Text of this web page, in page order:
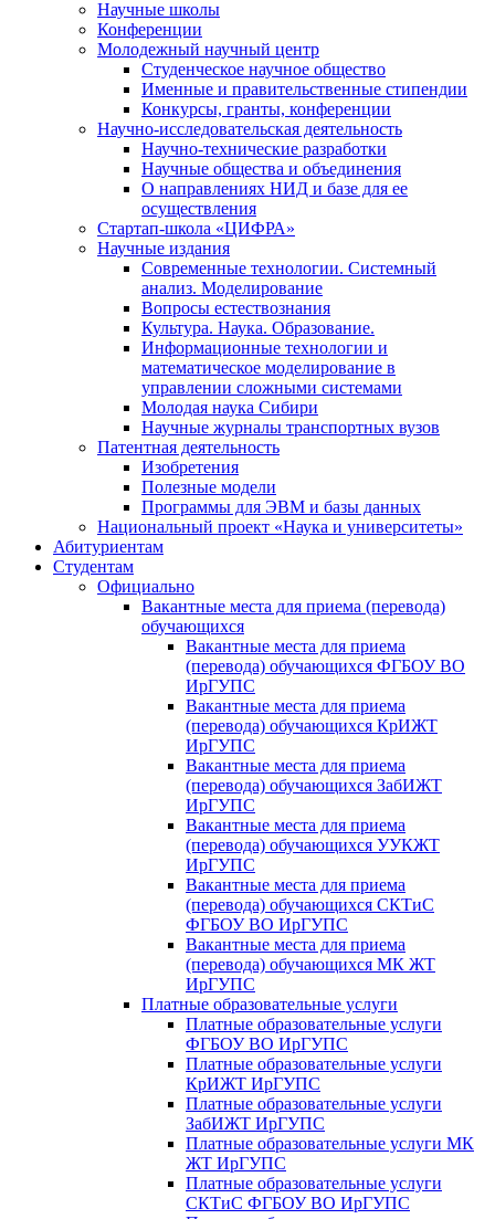
Научные школы
Конференции
Молодежный научный центр
Студенческое научное общество
Именные и правительственные стипендии
Конкурсы, гранты, конференции
Научно-исследовательская деятельность
Научно-технические разработки
Научные общества и объединения
О направлениях НИД и базе для ее
осуществления
Стартап-школа «ЦИФРА»
Научные издания
Современные технологии. Системный
анализ. Моделирование
Вопросы естествознания
Культура. Наука. Образование.
Информационные технологии и
математическое моделирование в
управлении сложными системами
Молодая наука Сибири
Научные журналы транспортных вузов
Патентная деятельность
Изобретения
Полезные модели
Программы для ЭВМ и базы данных
Национальный проект «Наука и университеты»
Абитуриентам
Студентам
Официально
Вакантные места для приема (перевода)
обучающихся
Вакантные места для приема
(перевода) обучающихся ФГБОУ ВО
ИрГУПС
Вакантные места для приема
(перевода) обучающихся КрИЖТ
ИрГУПС
Вакантные места для приема
(перевода) обучающихся ЗабИЖТ
ИрГУПС
Вакантные места для приема
(перевода) обучающихся УУКЖТ
ИрГУПС
Вакантные места для приема
(перевода) обучающихся СКТиС
ФГБОУ ВО ИрГУПС
Вакантные места для приема
(перевода) обучающихся МК ЖТ
ИрГУПС
Платные образовательные услуги
Платные образовательные услуги
ФГБОУ ВО ИрГУПС
Платные образовательные услуги
КрИЖТ ИрГУПС
Платные образовательные услуги
ЗабИЖТ ИрГУПС
Платные образовательные услуги МК
ЖТ ИрГУПС
Платные образовательные услуги
СКТиС ФГБОУ ВО ИрГУПС